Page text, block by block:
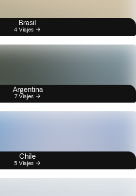
Brasil
4 Viajes
Argentina
7 Viajes
Chile
5 Viajes